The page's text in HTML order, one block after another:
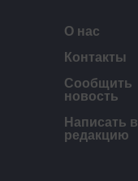
О нас
Контакты
Сообщить
новость
Написать в
редакцию